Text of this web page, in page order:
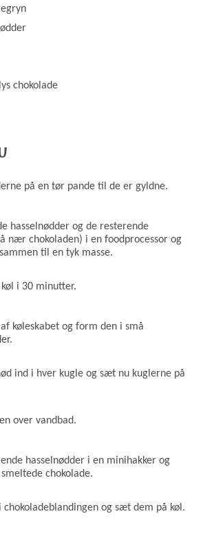
chokolade
på en tør pande til de er gyldne.
hasselnødder og de resterende
nær chokoladen) i en foodprocessor og
til en tyk masse.
i 30 minutter.
af køleskabet og form den i små
ind i hver kugle og sæt nu kuglerne på
over vandbad.
hasselnødder i en minihakker og
chokolade.
chokoladeblandingen og sæt dem på køl.